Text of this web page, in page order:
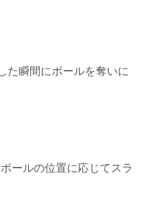
た瞬間にボールを奪いに
ールの位置に応じてスラ